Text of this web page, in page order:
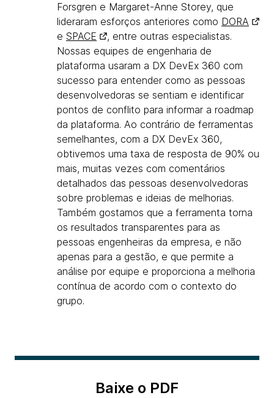
Forsgren e Margaret-Anne Storey, que
lideraram esforços anteriores como DORA
e SPACE
, entre outras especialistas.
Nossas equipes de engenharia de
plataforma usaram a DX DevEx 360 com
sucesso para entender como as pessoas
desenvolvedoras se sentiam e identificar
pontos de conflito para informar a roadmap
da plataforma. Ao contrário de ferramentas
semelhantes, com a DX DevEx 360,
obtivemos uma taxa de resposta de 90% ou
mais, muitas vezes com comentários
detalhados das pessoas desenvolvedoras
sobre problemas e ideias de melhorias.
Também gostamos que a ferramenta torna
os resultados transparentes para as
pessoas engenheiras da empresa, e não
apenas para a gestão, e que permite a
análise por equipe e proporciona a melhoria
contínua de acordo com o contexto do
grupo.
Baixe o PDF